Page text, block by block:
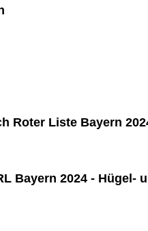
Roter Liste Bayern
Bayern 2024 - Hügel-